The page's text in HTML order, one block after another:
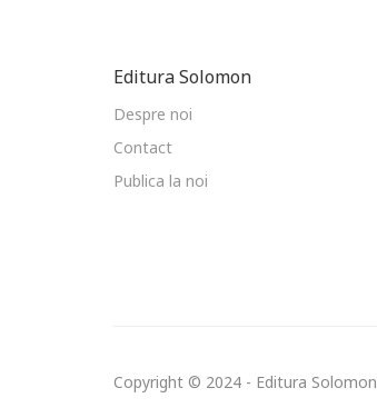
Editura Solomon
Despre noi
Contact
Publica la noi
Copyright © 2024 - Editura Solomon